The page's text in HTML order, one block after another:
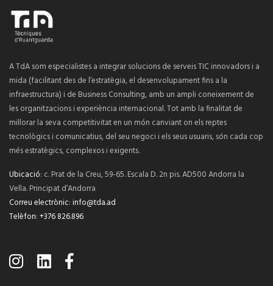
A TdA som especialistes a integrar solucions de serveis TIC innovadors i a
mida (facilitant des de l’estratègia, el desenvolupament fins a la
infraestructura) i de Business Consulting, amb un ampli coneixement de
les organitzacions i experiència internacional. Tot amb la finalitat de
millorar la seva competitivitat en un món canviant on els reptes
tecnològics i comunicatius, del seu negoci i els seus usuaris, són cada cop
més estratègics, complexos i exigents.
Ubicació: c. Prat de la Creu, 59-65. Escala D. 2n pis. AD500 Andorra la
Vella. Principat d’Andorra
Correu electrònic:info@tda.ad
Telèfon:+376 826.896